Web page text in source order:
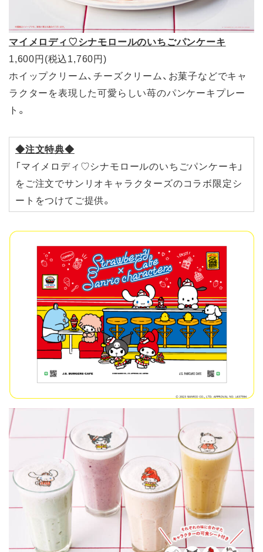
マイメロディ♡シナモロールのいちごパンケーキ
1,600円(税込1,760円)
ホイップクリーム、チーズクリーム、お菓子などでキャ
ラクターを表現した可愛らしい苺のパンケーキプレー
ト。
◆注文特典◆
「マイメロディ♡シナモロールのいちごパンケーキ」
をご注文でサンリオキャラクターズのコラボ限定シ
ートをつけてご提供。